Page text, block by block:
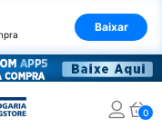
Baixar
0